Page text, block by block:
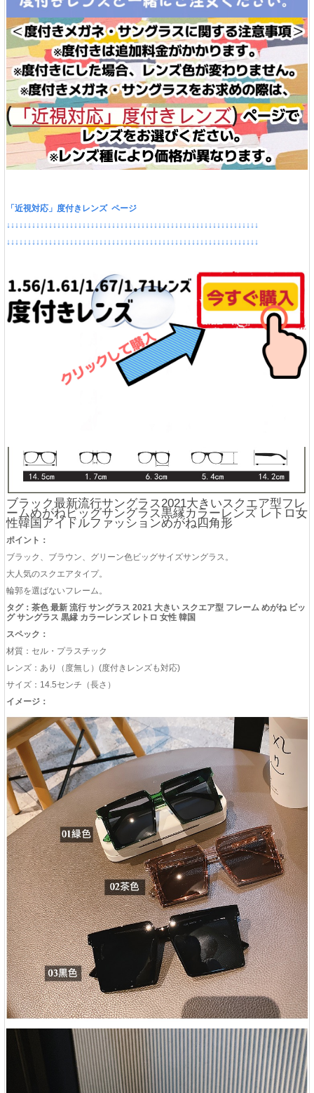
「近視対応」度付きレンズ ページ
↓↓↓↓↓↓↓↓↓↓↓↓↓↓↓↓↓↓↓↓↓↓↓↓↓↓↓↓↓↓↓↓↓↓↓↓↓↓↓↓↓↓↓↓↓↓↓↓↓↓↓↓↓↓↓↓↓↓↓↓
↓↓↓↓↓↓↓↓↓↓↓↓↓↓↓↓↓↓↓↓↓↓↓↓↓↓↓↓↓↓↓↓↓↓↓↓↓↓↓↓↓↓↓↓↓↓↓↓↓↓↓↓↓↓↓↓↓↓↓↓
ブラック最新流行サングラス2021大きいスクエア型フレ
ームめがねビッグサングラス黒縁カラーレンズ レトロ女
性韓国アイドルファッションめがね四角形
ポイント：
ブラック、ブラウン、グリーン色ビッグサイズサングラス。
大人気のスクエアタイプ。
輪郭を選ばないフレーム。
タグ：茶色 最新 流行 サングラス 2021 大きい スクエア型 フレーム めがね ビッ
グ サングラス 黒縁 カラーレンズ レトロ 女性 韓国
スペック：
材質：セル・プラスチック
レンズ：あり（度無し）(度付きレンズも対応)
サイズ：14.5センチ（長さ）
イメージ：